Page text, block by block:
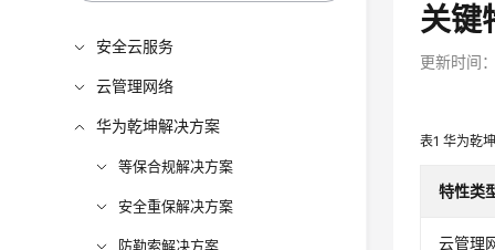
安全云服务
云管理网络
华为乾坤解决方案
等保合规解决方案
安全重保解决方案
防勒索解决方案
关键
更新时间：
表1华为乾
特性类
云管理